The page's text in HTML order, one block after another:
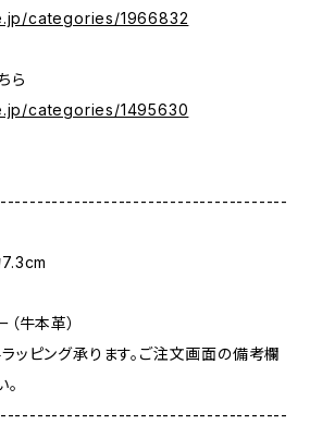
categories/1966832
ら
categories/1495630
牛本革）
ピング承ります。ご注文画面の備考欄